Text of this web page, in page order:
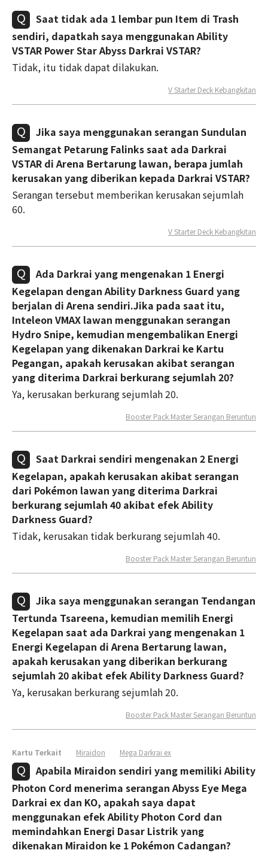
Saat tidak ada 1 lembar pun Item di Trash
sendiri, dapatkah saya menggunakan Ability
VSTAR Power Star Abyss Darkrai VSTAR?
Tidak, itu tidak dapat dilakukan.
V Starter Deck Kebangkitan
Jika saya menggunakan serangan Sundulan
Semangat Petarung Falinks saat ada Darkrai
VSTAR di Arena Bertarung lawan, berapa jumlah
kerusakan yang diberikan kepada Darkrai VSTAR?
Serangan tersebut memberikan kerusakan sejumlah
60.
V Starter Deck Kebangkitan
Ada Darkrai yang mengenakan 1 Energi
Kegelapan dengan Ability Darkness Guard yang
berjalan di Arena sendiri.Jika pada saat itu,
Inteleon VMAX lawan menggunakan serangan
Hydro Snipe, kemudian mengembalikan Energi
Kegelapan yang dikenakan Darkrai ke Kartu
Pegangan, apakah kerusakan akibat serangan
yang diterima Darkrai berkurang sejumlah 20?
Ya, kerusakan berkurang sejumlah 20.
Booster Pack Master Serangan Beruntun
Saat Darkrai sendiri mengenakan 2 Energi
Kegelapan, apakah kerusakan akibat serangan
dari Pokémon lawan yang diterima Darkrai
berkurang sejumlah 40 akibat efek Ability
Darkness Guard?
Tidak, kerusakan tidak berkurang sejumlah 40.
Booster Pack Master Serangan Beruntun
Jika saya menggunakan serangan Tendangan
Tertunda Tsareena, kemudian memilih Energi
Kegelapan saat ada Darkrai yang mengenakan 1
Energi Kegelapan di Arena Bertarung lawan,
apakah kerusakan yang diberikan berkurang
sejumlah 20 akibat efek Ability Darkness Guard?
Ya, kerusakan berkurang sejumlah 20.
Booster Pack Master Serangan Beruntun
Kartu Terkait Miraidon Mega Darkrai ex
Apabila Miraidon sendiri yang memiliki Ability
Photon Cord menerima serangan Abyss Eye Mega
Darkrai ex dan KO, apakah saya dapat
menggunakan efek Ability Photon Cord dan
memindahkan Energi Dasar Listrik yang
dikenakan Miraidon ke 1 Pokémon Cadangan?